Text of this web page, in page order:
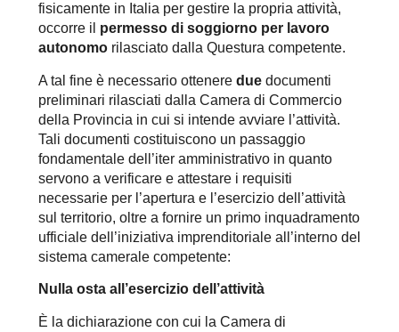
fisicamente in Italia per gestire la propria attività,
occorre il permesso di soggiorno per lavoro
autonomorilasciato dalla Questura competente.
A tal fine è necessario ottenere duedocumenti
preliminari rilasciati dalla Camera di Commercio
della Provincia in cui si intende avviare l’attività.
Tali documenti costituiscono un passaggio
fondamentale dell’iter amministrativo in quanto
servono a verificare e attestare i requisiti
necessarie per l’apertura e l’esercizio dell’attività
sul territorio, oltre a fornire un primo inquadramento
ufficiale dell’iniziativa imprenditoriale all’interno del
sistema camerale competente:
Nulla osta all’esercizio dell’attività
È la dichiarazione con cui la Camera di